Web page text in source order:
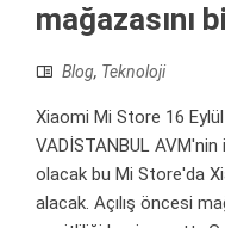
mağazasını
Blog, Teknoloji
Xiaomi Mi Store 16
VADİSTANBUL AVM'nin
olacak bu Mi Store'da
alacak. Açılış öncesi